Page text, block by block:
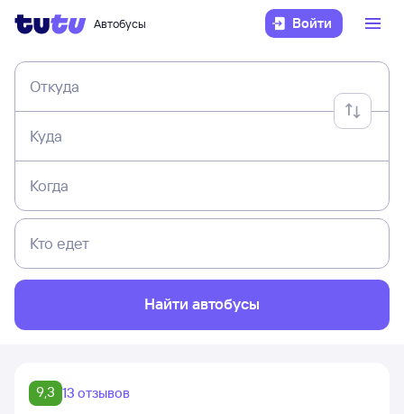
Автобусы Войти
Откуда
Куда
Когда
Кто едет
Найти автобусы
9,3 13 отзывов